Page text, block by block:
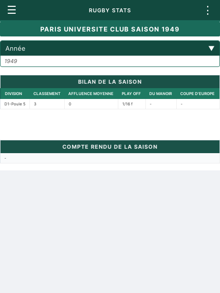
☰ RUGBY STATS ⋮
PARIS UNIVERSITE CLUB SAISON 1949
Année ▼
1949
BILAN DE LA SAISON
DIVISION CLASSEMENT AFFLUENCE MOYENNE PLAY OFF DU MANOIR COUPE D'EUROPE
D1-Poule 5 3 0 1/16 f - -
COMPTE RENDU DE LA SAISON
-